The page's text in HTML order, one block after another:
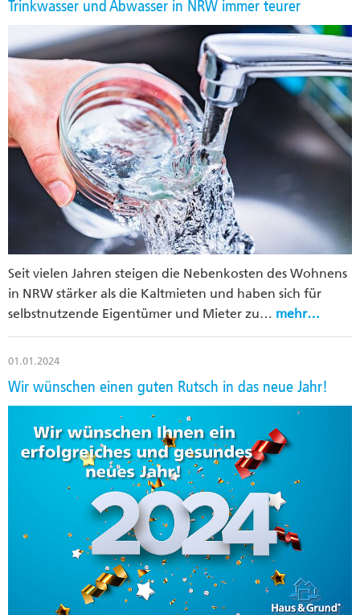
Trinkwasser und Abwasser in NRW immer teurer
Seit vielen Jahren steigen die Nebenkosten des Wohnens
in NRW stärker als die Kaltmieten und haben sich für
selbstnutzende Eigentümer und Mieter zu… mehr…
01.01.2024
Wir wünschen einen guten Rutsch in das neue Jahr!